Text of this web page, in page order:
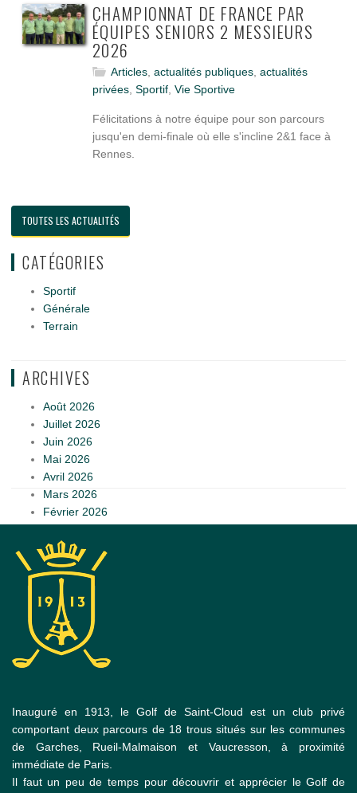
CHAMPIONNAT DE FRANCE PAR
ÉQUIPES SENIORS 2 MESSIEURS
2026
Articles, actualités publiques, actualités
privées, Sportif, Vie Sportive
Félicitations à notre équipe pour son parcours
jusqu'en demi-finale où elle s'incline 2&1 face à
Rennes.
TOUTES LES ACTUALITÉS
CATÉGORIES
Sportif
Générale
Terrain
ARCHIVES
Août 2026
Juillet 2026
Juin 2026
Mai 2026
Avril 2026
Mars 2026
Février 2026
Inauguré en 1913, le Golf de Saint-Cloud est un club privé
comportant deux parcours de 18 trous situés sur les communes
de Garches, Rueil-Malmaison et Vaucresson, à proximité
immédiate de Paris.
Il faut un peu de temps pour découvrir et apprécier le Golf de